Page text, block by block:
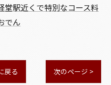
堂駅近くで特別なコース料
でん
戻る 次のページ >